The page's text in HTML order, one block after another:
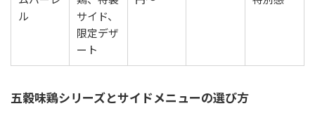
ル
サイド、
限定デザ
ート
五穀味鶏シリーズとサイドメニューの選び方